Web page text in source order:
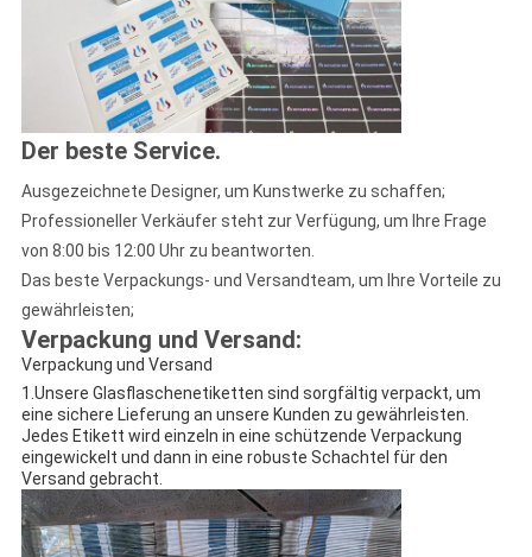
Der beste Service.
Ausgezeichnete Designer, um Kunstwerke zu schaffen;
Professioneller Verkäufer steht zur Verfügung, um Ihre Frage
von 8:00 bis 12:00 Uhr zu beantworten.
Das beste Verpackungs- und Versandteam, um Ihre Vorteile zu
gewährleisten;
Verpackung und Versand:
Verpackung und Versand
1.Unsere Glasflaschenetiketten sind sorgfältig verpackt, um
eine sichere Lieferung an unsere Kunden zu gewährleisten.
Jedes Etikett wird einzeln in eine schützende Verpackung
eingewickelt und dann in eine robuste Schachtel für den
Versand gebracht.